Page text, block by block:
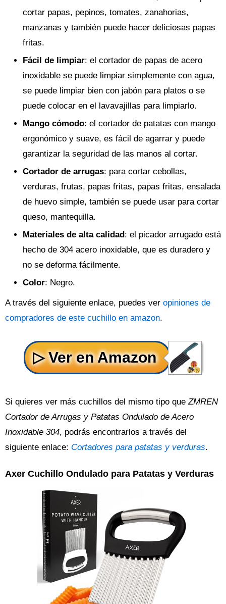
cortar papas, pepinos, tomates, zanahorias,
manzanas y también puede hacer deliciosas papas
fritas.
Fácil de limpiar: el cortador de papas de acero
inoxidable se puede limpiar simplemente con agua,
se puede limpiar bien con jabón para platos o se
puede colocar en el lavavajillas para limpiarlo.
Mango cómodo: el cortador de patatas con mango
ergonómico y suave, es fácil de agarrar y puede
garantizar la seguridad de las manos al cortar.
Cortador de arrugas: para cortar cebollas,
verduras, frutas, papas fritas, papas fritas, ensalada
de huevo simple, también se puede usar para cortar
queso, mantequilla.
Materiales de alta calidad: el picador arrugado está
hecho de 304 acero inoxidable, que es duradero y
no se deforma fácilmente.
Color: Negro.
A través del siguiente enlace, puedes ver opiniones de
compradores de este cuchillo en amazon.
Si quieres ver más cuchillos del mismo tipo queZMREN
Cortador de Arrugas y Patatas Ondulado de Acero
Inoxidable 304, podrás encontrarlos a través del
siguiente enlace: Cortadores para patatas y verduras.
Axer Cuchillo Ondulado para Patatas y Verduras